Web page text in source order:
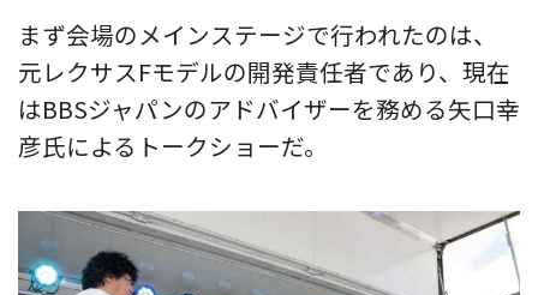
まず会場のメインステージで行われたのは、
元レクサスFモデルの開発責任者であり、現在
はBBSジャパンのアドバイザーを務める矢口幸
彦氏によるトークショーだ。